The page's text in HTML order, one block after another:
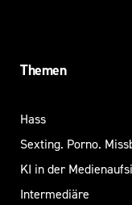
Themen
Hass
Sexting. Porno.
KI in der
Intermediäre